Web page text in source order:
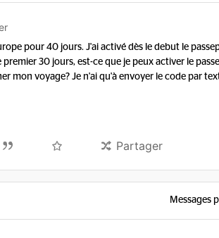
pour 40 jours. J'ai activé dès le debut le
premier 30 jours, est-ce que je peux activer le
mon voyage? Je n'ai qu'à envoyer le code par
Partager
Messages